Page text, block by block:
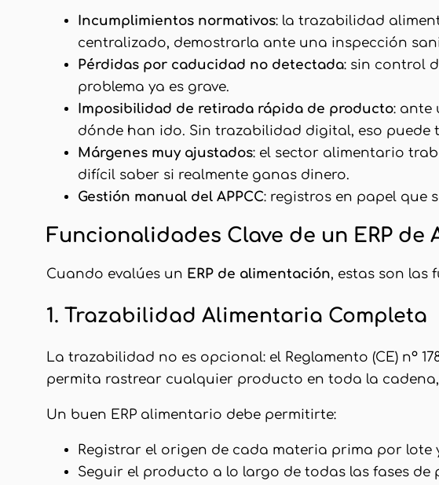
Incumplimientos normativos: la trazabilidad
centralizado, demostrarla ante una inspección
Pérdidas por caducidad no detectada: sin control
problema ya es grave.
Imposibilidad de retirada rápida de producto: ante
dónde han ido. Sin trazabilidad digital, eso puede
Márgenes muy ajustados: el sector alimentario
difícil saber si realmente ganas dinero.
Gestión manual del APPCC: registros en papel que
Funcionalidades Clave de un ERP de
Cuando evalúes un ERP de alimentación, estas son las
1. Trazabilidad Alimentaria Completa
La trazabilidad no es opcional: el Reglamento (CE) nº
permita rastrear cualquier producto en toda la
Un buen ERP alimentario debe permitirte:
Registrar el origen de cada materia prima por lote
Seguir el producto a lo largo de todas las fases de